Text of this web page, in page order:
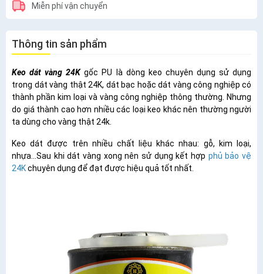
Miễn phí vận chuyển
Thông tin sản phẩm
Keo dát vàng 24Kgốc PU là dòng keo chuyên dụng sử dụng
trong dát vàng thật 24K, dát bạc hoặc dát vàng công nghiệp có
thành phần kim loại và vàng công nghiệp thông thường. Nhưng
do giá thành cao hơn nhiều các loại keo khác nên thường người
ta dùng cho vàng thật 24k.
Keo dát được trên nhiều chất liệu khác nhau: gỗ, kim loại,
nhựa...Sau khi dát vàng xong nên sử dụng kết hợp phủ bảo vệ
24Kchuyên dụng để đạt được hiệu quả tốt nhất.